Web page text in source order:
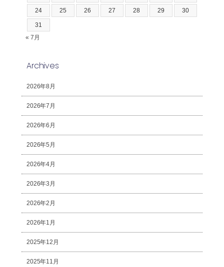
24 25 26 27 28 29 30
31
« 7月
Archives
2026年8月
2026年7月
2026年6月
2026年5月
2026年4月
2026年3月
2026年2月
2026年1月
2025年12月
2025年11月